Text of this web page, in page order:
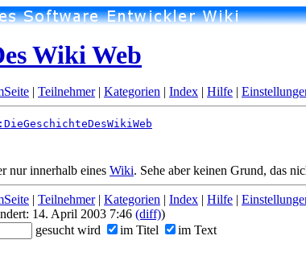
Wiki Web
| Teilnehmer| Kategorien | Index | Hilfe |
nur innerhalb eines Wiki. Sehe aber keinen Grund, das
| Teilnehmer| Kategorien | Index | Hilfe |
14. April 2003 7:46 (diff))
gesucht wird im Titel im Text